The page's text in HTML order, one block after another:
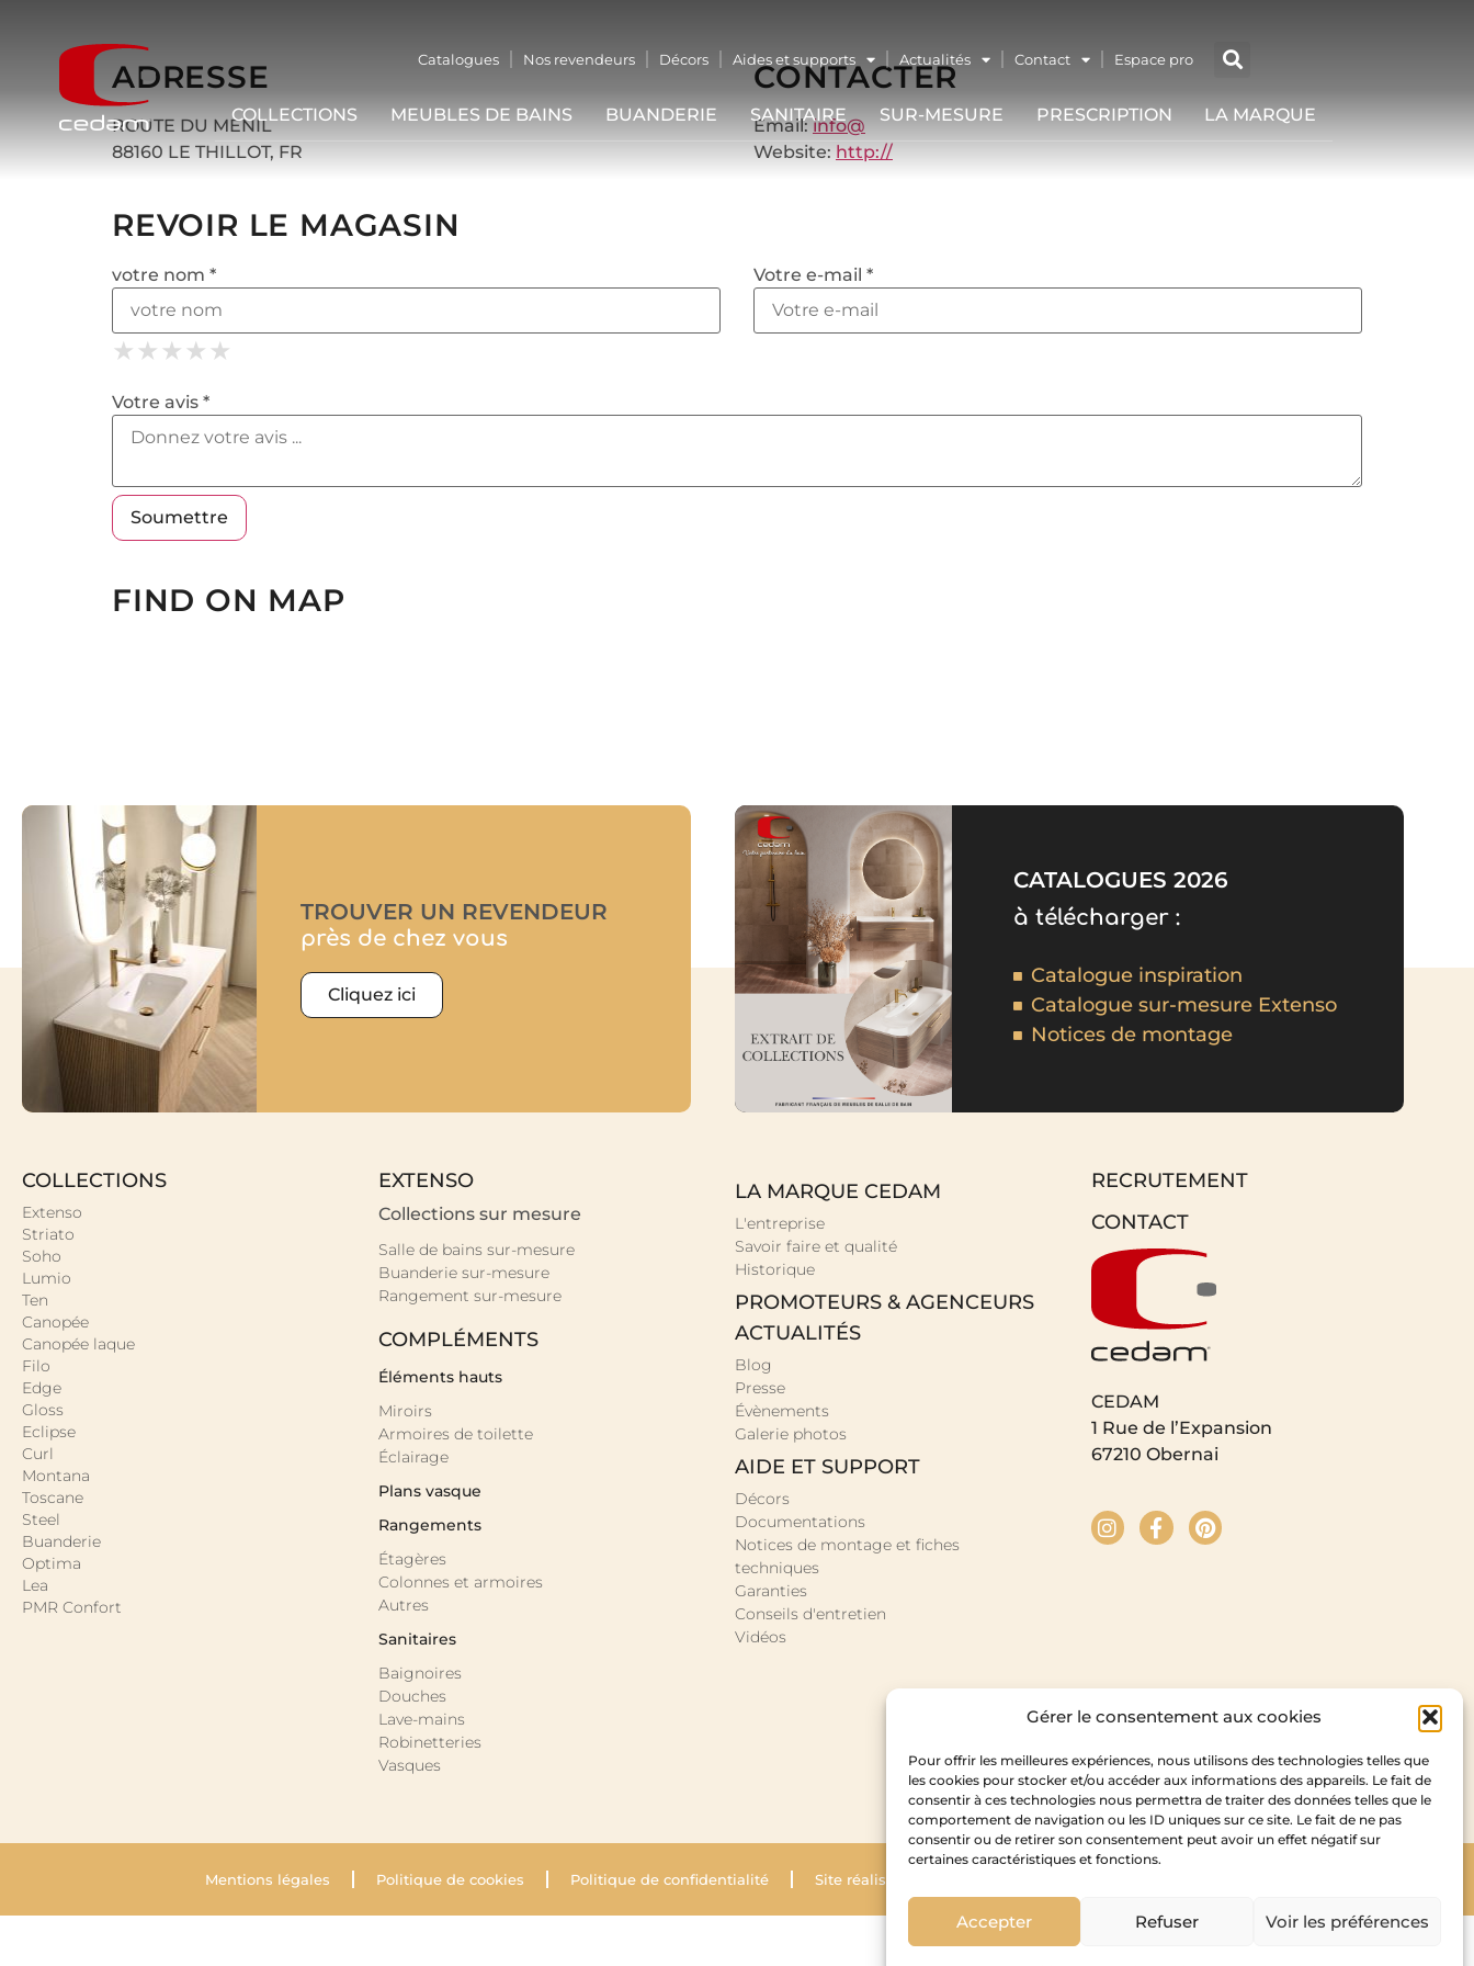
Gérer le consentement aux cookies
Pour offrir les meilleures expériences, nous utilisons des technologies telles que
les cookies pour stocker et/ou accéder aux informations des appareils. Le fait de
consentir à ces technologies nous permettra de traiter des données telles que le
comportement de navigation ou les ID uniques sur ce site. Le fait de ne pas
consentir ou de retirer son consentement peut avoir un effet négatif sur
certaines caractéristiques et fonctions.
Accepter Refuser Voir les préférences
Catalogues Nos revendeurs Décors Aides et supports Actualités Contact Espace pro
COLLECTIONS MEUBLES DE BAINS BUANDERIE SANITAIRE SUR-MESURE PRESCRIPTION LA MARQUE
ADRESSE
ROUTE DU MENIL
88160 LE THILLOT, FR
CONTACTER
Email: info@
Website: http://
REVOIR LE MAGASIN
votre nom * Votre e-mail *
★
★ ★
★ ★ ★
★ ★ ★ ★
★ ★ ★ ★ ★
Votre avis *
FIND ON MAP
TROUVER UN REVENDEUR
près de chez vous
Cliquez ici
CATALOGUES 2026
à télécharger :
Catalogue inspiration
Catalogue sur-mesure Extenso
Notices de montage
COLLECTIONS
Extenso
Striato
Soho
Lumio
Ten
Canopée
Canopée laque
Filo
Edge
Gloss
Eclipse
Curl
Montana
Toscane
Steel
Buanderie
Optima
Lea
PMR Confort
EXTENSO
Collections sur mesure
Salle de bains sur-mesure
Buanderie sur-mesure
Rangement sur-mesure
COMPLÉMENTS
Éléments hauts
Miroirs
Armoires de toilette
Éclairage
Plans vasque
Rangements
Étagères
Colonnes et armoires
Autres
Sanitaires
Baignoires
Douches
Lave-mains
Robinetteries
Vasques
LA MARQUE CEDAM
L'entreprise
Savoir faire et qualité
Historique
PROMOTEURS & AGENCEURS
ACTUALITÉS
Blog
Presse
Évènements
Galerie photos
AIDE ET SUPPORT
Décors
Documentations
Notices de montage et fiches
techniques
Garanties
Conseils d'entretien
Vidéos
RECRUTEMENT
CONTACT
CEDAM
1 Rue de l’Expansion
67210 Obernai
Mentions légales Politique de cookies Politique de confidentialité Site réalisé par Krysalidesign